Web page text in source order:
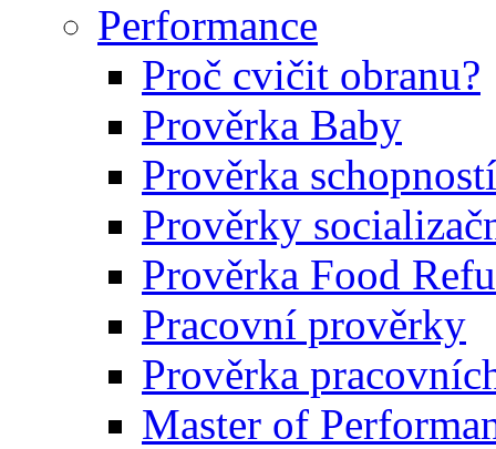
Performance
Proč cvičit obranu?
Prověrka Baby
Prověrka
Prověrky
Prověrka Food
Pracovní prověrky
Prověrka
Master of